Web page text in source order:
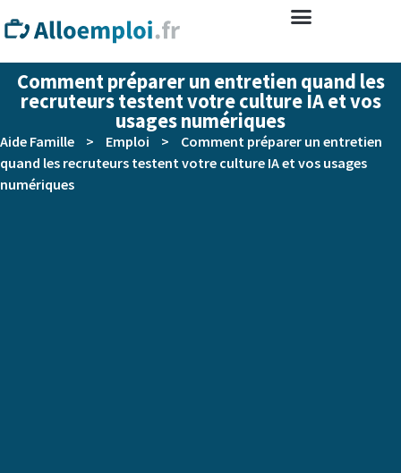
Comment préparer un entretien quand les
recruteurs testent votre culture IA et vos
usages numériques
Aide Famille > Emploi >
Comment préparer un entretien
quand les recruteurs testent votre culture IA et vos usages
numériques